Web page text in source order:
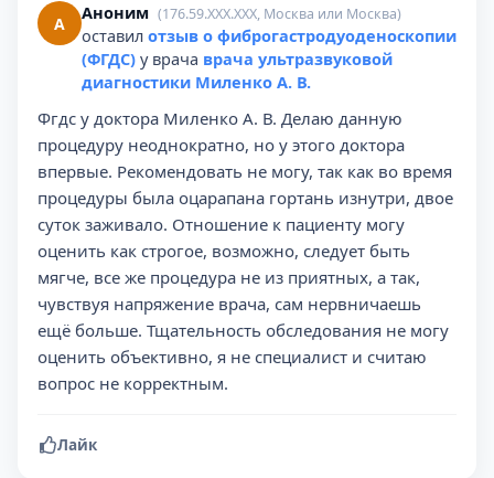
А Аноним (176.59.XXX.XXX, Москва или Москва)
оставил отзыв о фиброгастродуоденоскопии
(ФГДС) у врача врача ультразвуковой
диагностики Миленко А. В.
Фгдс у доктора Миленко А. В. Делаю данную
процедуру неоднократно, но у этого доктора
впервые. Рекомендовать не могу, так как во время
процедуры была оцарапана гортань изнутри, двое
суток заживало. Отношение к пациенту могу
оценить как строгое, возможно, следует быть
мягче, все же процедура не из приятных, а так,
чувствуя напряжение врача, сам нервничаешь
ещё больше. Тщательность обследования не могу
оценить объективно, я не специалист и считаю
вопрос не корректным.
Лайк